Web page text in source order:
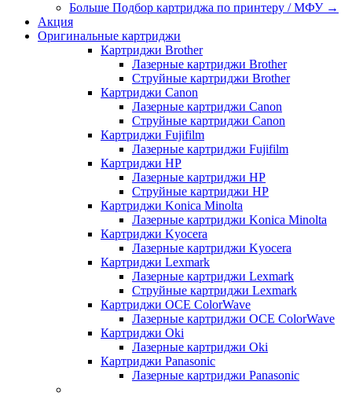
Больше Подбор картриджа по принтеру / МФУ →
Акция
Оригинальные картриджи
Картриджи Brother
Лазерные картриджи Brother
Струйные картриджи Brother
Картриджи Canon
Лазерные картриджи Canon
Струйные картриджи Canon
Картриджи Fujifilm
Лазерные картриджи Fujifilm
Картриджи HP
Лазерные картриджи HP
Струйные картриджи HP
Картриджи Konica Minolta
Лазерные картриджи Konica Minolta
Картриджи Kyocera
Лазерные картриджи Kyocera
Картриджи Lexmark
Лазерные картриджи Lexmark
Струйные картриджи Lexmark
Картриджи OCE ColorWave
Лазерные картриджи OCE ColorWave
Картриджи Oki
Лазерные картриджи Oki
Картриджи Panasonic
Лазерные картриджи Panasonic